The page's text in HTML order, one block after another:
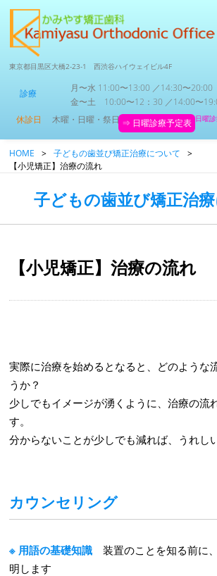
東京都目黒区大橋2-23-1 西渋谷ハイウェイビル4F
診療
月〜水 11:00〜13:00 ／14:30〜20:00
金〜土 10:00〜12：30 ／14:00〜
休診日
木曜・日曜・祭日 ⇒ 日曜診療予定表 日曜
HOME > 子どもの歯並び矯正治療について
>
【小児矯正】治療の流れ
子どもの歯並び矯正治
【小児矯正】治療の流れ
実際に治療を始めるとなると、どのような
うか？
少しでもイメージが湧くように、治療の流
す。
分からないことが少しでも減れば、うれし
カウンセリング
※ 用語の基礎知識 装置のことを知る前に
明します